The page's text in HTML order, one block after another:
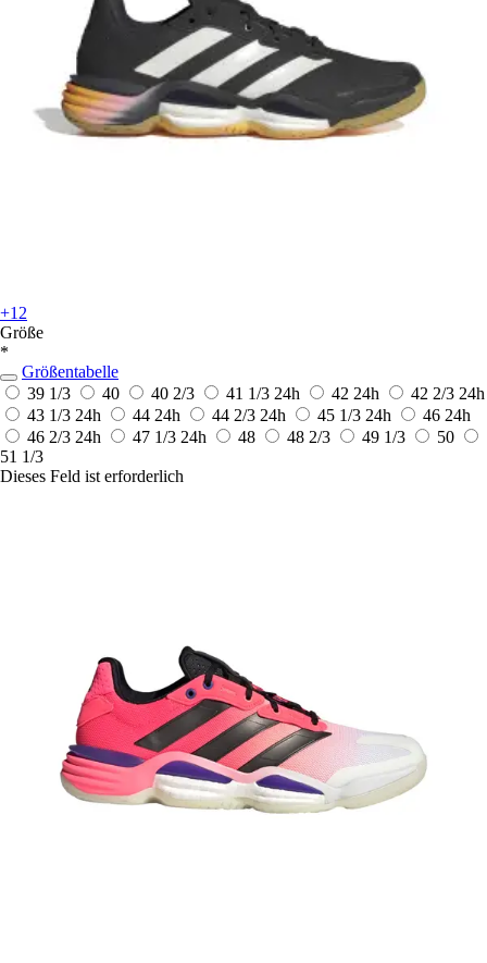
+12
Größe
*
Größentabelle
39 1/3
40 40 2/3 41 1/3 24h 42 24h 42 2/3 24h
43 1/3 24h 44 24h 44 2/3 24h 45 1/3 24h 46 24h
46 2/3 24h 47 1/3 24h 48 48 2/3 49 1/3
50
51 1/3
Dieses Feld ist erforderlich